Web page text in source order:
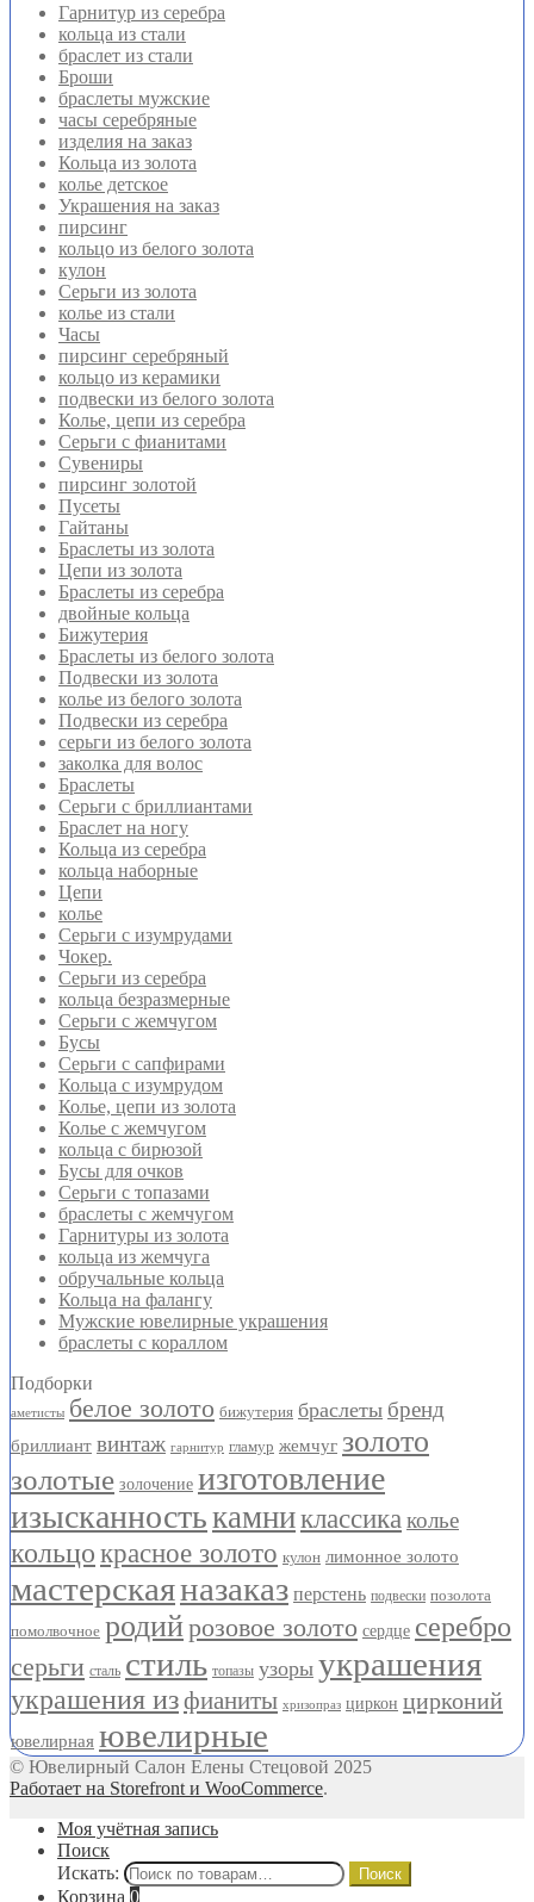
Гарнитур из серебра
кольца из стали
браслет из стали
Броши
браслеты мужские
часы серебряные
изделия на заказ
Кольца из золота
колье детское
Украшения на заказ
пирсинг
кольцо из белого золота
кулон
Серьги из золота
колье из стали
Часы
пирсинг серебряный
кольцо из керамики
подвески из белого золота
Колье, цепи из серебра
Серьги с фианитами
Сувениры
пирсинг золотой
Пусеты
Гайтаны
Браслеты из золота
Цепи из золота
Браслеты из серебра
двойные кольца
Бижутерия
Браслеты из белого золота
Подвески из золота
колье из белого золота
Подвески из серебра
серьги из белого золота
заколка для волос
Браслеты
Серьги с бриллиантами
Браслет на ногу
Кольца из серебра
кольца наборные
Цепи
колье
Серьги с изумрудами
Чокер.
Серьги из серебра
кольца безразмерные
Серьги с жемчугом
Бусы
Серьги с сапфирами
Кольца с изумрудом
Колье, цепи из золота
Колье с жемчугом
кольца с бирюзой
Бусы для очков
Серьги с топазами
браслеты с жемчугом
Гарнитуры из золота
кольца из жемчуга
обручальные кольца
Кольца на фалангу
Мужские ювелирные украшения
браслеты с кораллом
Подборки
аметисты белое золото бижутерия браслеты бренд
бриллиант винтаж гарнитур гламур жемчуг золото
золотые золочение изготовление
изысканностькамниклассика колье
кольцо красное золото кулон лимонное золото
мастерскаяназаказ перстень подвески позолота
помолвочное родийрозовое золото сердце серебро
серьги сталь стиль топазы узоры украшения
украшения изфианиты хризопраз циркон цирконий
ювелирная ювелирные
© Ювелирный Салон Елены Стецовой 2025
Работает на Storefront и WooCommerce.
Моя учётная запись
Поиск
Искать:
Поиск
Корзина 0